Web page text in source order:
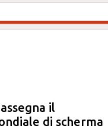
il
di scherma